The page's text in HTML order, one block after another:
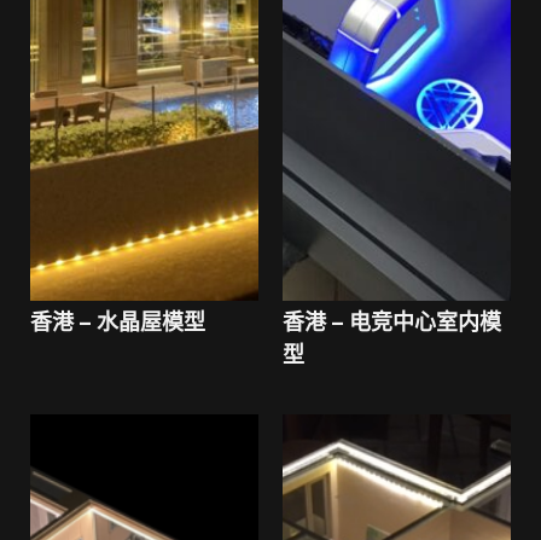
香港 – 水晶屋模型
香港 – 电竞中心室内模
型